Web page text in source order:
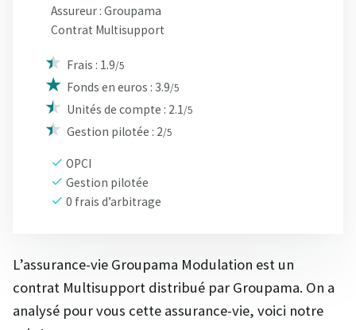
Assureur : Groupama
Contrat Multisupport
Frais : 1.9/5
Fonds en euros : 3.9/5
Unités de compte : 2.1/5
Gestion pilotée : 2/5
OPCI
Gestion pilotée
0 frais d’arbitrage
L’assurance-vie Groupama Modulation est un
contrat Multisupport distribué par Groupama. On a
analysé pour vous cette assurance-vie, voici notre